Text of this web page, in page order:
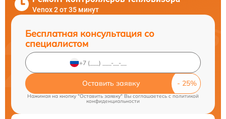
Venox 2 от 35 минут
Бесплатная консультация со
специалистом
Оставить заявку
Нажимая на кнопку "Оставить заявку" Вы соглашаетесь cполитикой
конфиденциальности